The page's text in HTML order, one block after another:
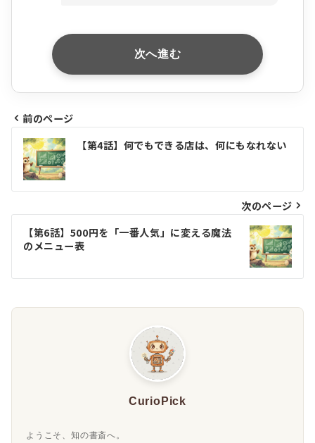
次へ進む
投
稿
ナ
ビ
ー
シ
ョ
前のページ
【第4話】何でもできる店は、何にもなれない
次のページ
【第6話】500円を「一番人気」に変える魔法
のメニュー表
CurioPick
ようこそ、知の書斎へ。